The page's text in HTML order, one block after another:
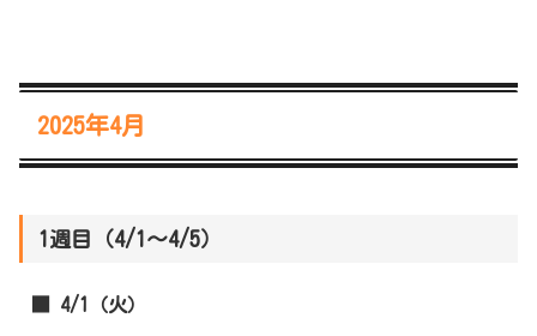
2025年4月
1週目（4/1～4/5）
■ 4/1（火）